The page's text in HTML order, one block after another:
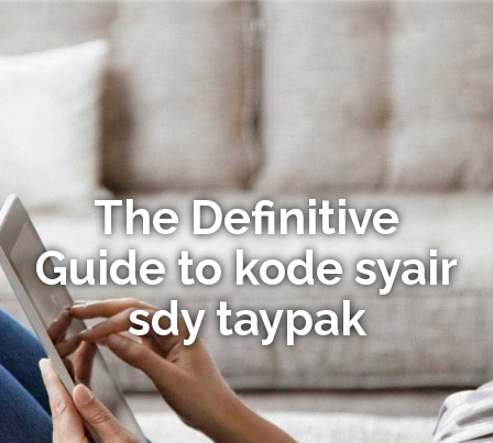
The Definitive
Guide to kode syair
sdy taypak